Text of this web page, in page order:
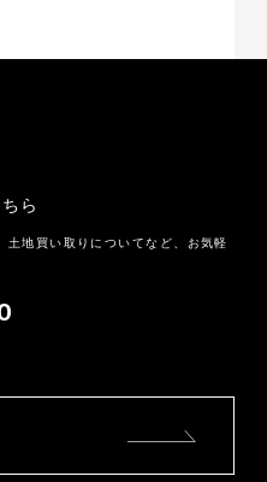
ら
土地買い取りについてなど、お気軽